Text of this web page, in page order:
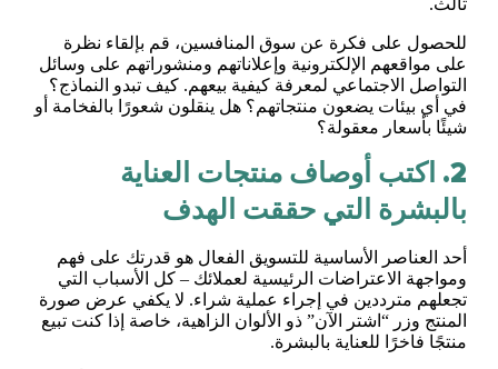
ثالث.
للحصول على فكرة عن سوق المنافسين، قم بإلقاء نظرة
على مواقعهم الإلكترونية وإعلاناتهم ومنشوراتهم على وسائل
التواصل الاجتماعي لمعرفة كيفية بيعهم. كيف تبدو النماذج؟
في أي بيئات يضعون منتجاتهم؟ هل ينقلون شعورًا بالفخامة أو
شيئًا بأسعار معقولة؟
2. اكتب أوصاف منتجات العناية
بالبشرة التي حققت الهدف
أحد العناصر الأساسية للتسويق الفعال هو قدرتك على فهم
ومواجهة الاعتراضات الرئيسية لعملائك – كل الأسباب التي
تجعلهم مترددين في إجراء عملية شراء. لا يكفي عرض صورة
المنتج وزر “اشتر الآن” ذو الألوان الزاهية، خاصة إذا كنت تبيع
منتجًا فاخرًا للعناية بالبشرة.